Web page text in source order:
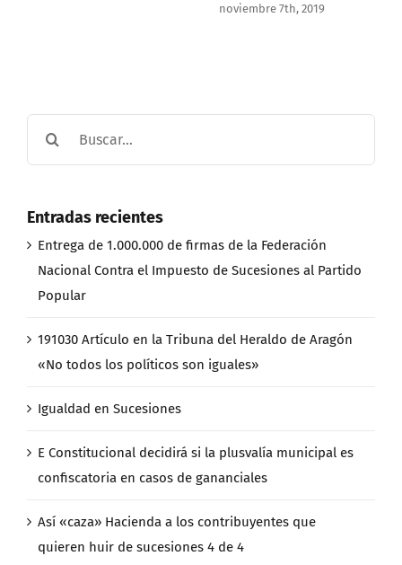
noviembre 7th, 2019
Entradas recientes
Entrega de 1.000.000 de firmas de la Federación
Nacional Contra el Impuesto de Sucesiones al Partido
Popular
191030 Artículo en la Tribuna del Heraldo de Aragón
«No todos los políticos son iguales»
Igualdad en Sucesiones
E Constitucional decidirá si la plusvalía municipal es
confiscatoria en casos de gananciales
Así «caza» Hacienda a los contribuyentes que
quieren huir de sucesiones 4 de 4